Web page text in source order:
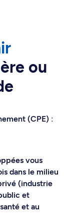
ou
(CPE) :
vous
dans le milieu
(industrie
et
et au